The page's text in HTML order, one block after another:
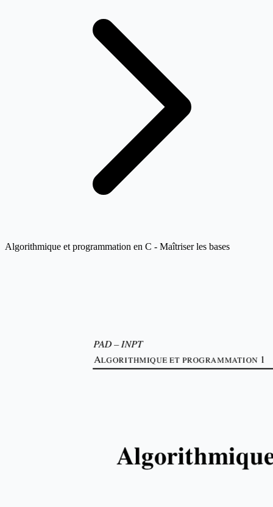
Algorithmique et programmation en C - Maîtriser les bases